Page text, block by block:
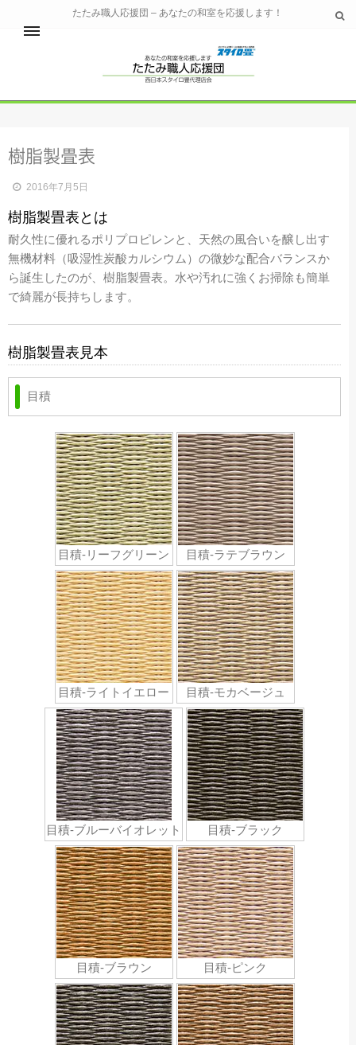
たたみ職人応援団 – あなたの和室を応援します！
店舗向けサービス
お問い合わせ
樹脂製畳表
2016年7月5日
樹脂製畳表とは
耐久性に優れるポリプロピレンと、天然の風合いを醸し出す
無機材料（吸湿性炭酸カルシウム）の微妙な配合バランスか
ら誕生したのが、樹脂製畳表。水や汚れに強くお掃除も簡単
で綺麗が長持ちします。
樹脂製畳表見本
目積
目積-リーフグリーン 目積-ラテブラウン
目積-ライトイエロー 目積-モカベージュ
目積-ブルーバイオレット 目積-ブラック
目積-ブラウン 目積-ピンク